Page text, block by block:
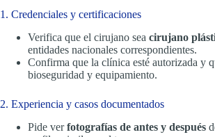
1. Credenciales y certificaciones
Verifica que el cirujano sea cirujano
entidades nacionales correspondientes.
Confirma que la clínica esté autorizada y
bioseguridad y equipamiento.
2. Experiencia y casos documentados
Pide verfotografías de antes y después